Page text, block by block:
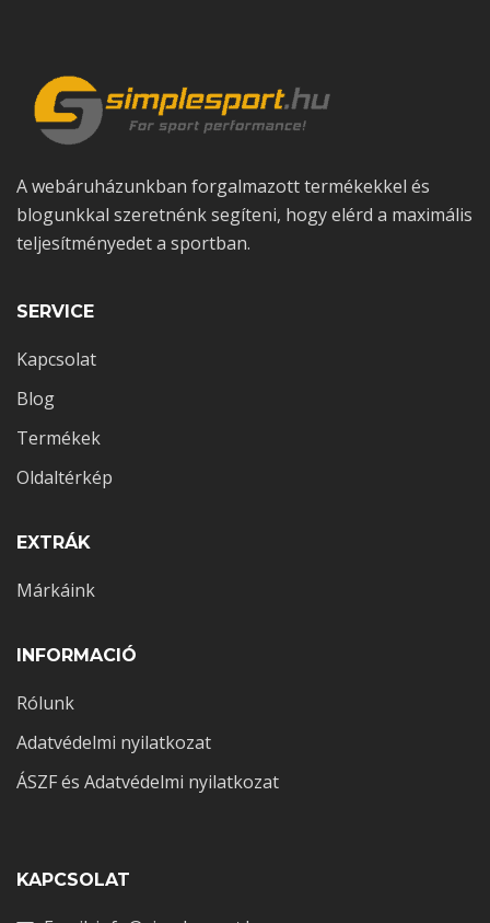
szintjét étrenddel és életmóddal
2025-05-18
működnek az idegrendszerben
A webáruházunkban forgalmazott termékekkel és
blogunkkal szeretnénk segíteni, hogy elérd a maximális
teljesítményedet a sportban.
SERVICE
Kapcsolat
Blog
Termékek
Oldaltérkép
EXTRÁK
Márkáink
INFORMACIÓ
Rólunk
Adatvédelmi nyilatkozat
ÁSZF és Adatvédelmi nyilatkozat
KAPCSOLAT